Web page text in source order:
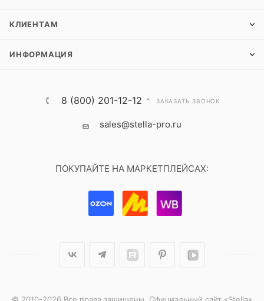
КЛИЕНТАМ
ИНФОРМАЦИЯ
8 (800) 201-12-12 ЗАКАЗАТЬ ЗВОНОК
sales@stella-pro.ru
ПОКУПАЙТЕ НА МАРКЕТПЛЕЙСАХ: